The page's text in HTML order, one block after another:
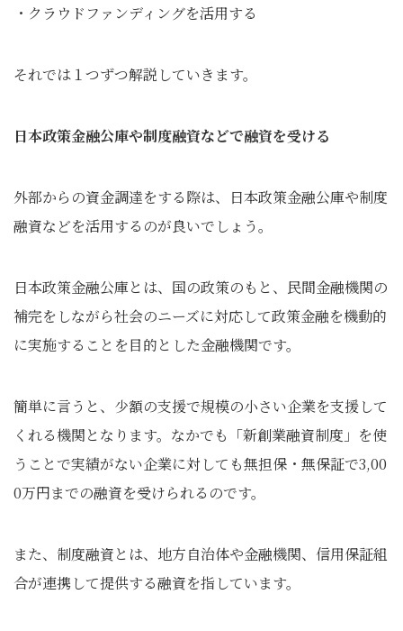
・クラウドファンディングを活用する
それでは１つずつ解説していきます。
日本政策金融公庫や制度融資などで融資を受ける
外部からの資金調達をする際は、日本政策金融公庫や制度
融資などを活用するのが良いでしょう。
日本政策金融公庫とは、国の政策のもと、民間金融機関の
補完をしながら社会のニーズに対応して政策金融を機動的
に実施することを目的とした金融機関です。
簡単に言うと、少額の支援で規模の小さい企業を支援して
くれる機関となります。なかでも「新創業融資制度」を使
うことで実績がない企業に対しても無担保・無保証で3,00
0万円までの融資を受けられるのです。
また、制度融資とは、地方自治体や金融機関、信用保証組
合が連携して提供する融資を指しています。